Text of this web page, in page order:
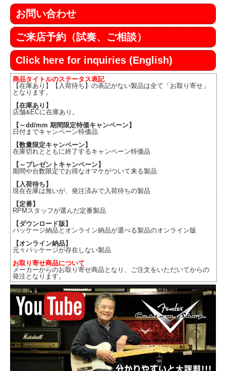
お問い合わせ
ご来店予約（試奏、ご相談）
Click here for inquiries (English)
商品タイトルのステータス表記
【在庫あり】【入荷待ち】の表記がない製品は全て「お取り寄せ」
となります。
【在庫あり】
店舗&ECに在庫あり。
【～dd/mm 期間限定特価キャンペーン】
日付までキャンペーン特価品
【数量限定キャンペーン】
在庫切れとともに終了するキャンペーン特価品
【～プレゼントキャンペーン】
期間や台数限定でお得なオマケがついて来る製品
【入荷待ち】
現在在庫は無いが、発注済みで入荷待ちの製品
【定番】
RPMスタッフが選んだ定番製品
【ダウンロード版】
パッケージ納品とオンライン納品が選べる製品のオンライン版
【オンライン納品】
元々パッケージが存在しない製品
お取り寄せ商品について
メーカーからのお取り寄せ商品となり、ご注文をいただいてからの
発注となります。